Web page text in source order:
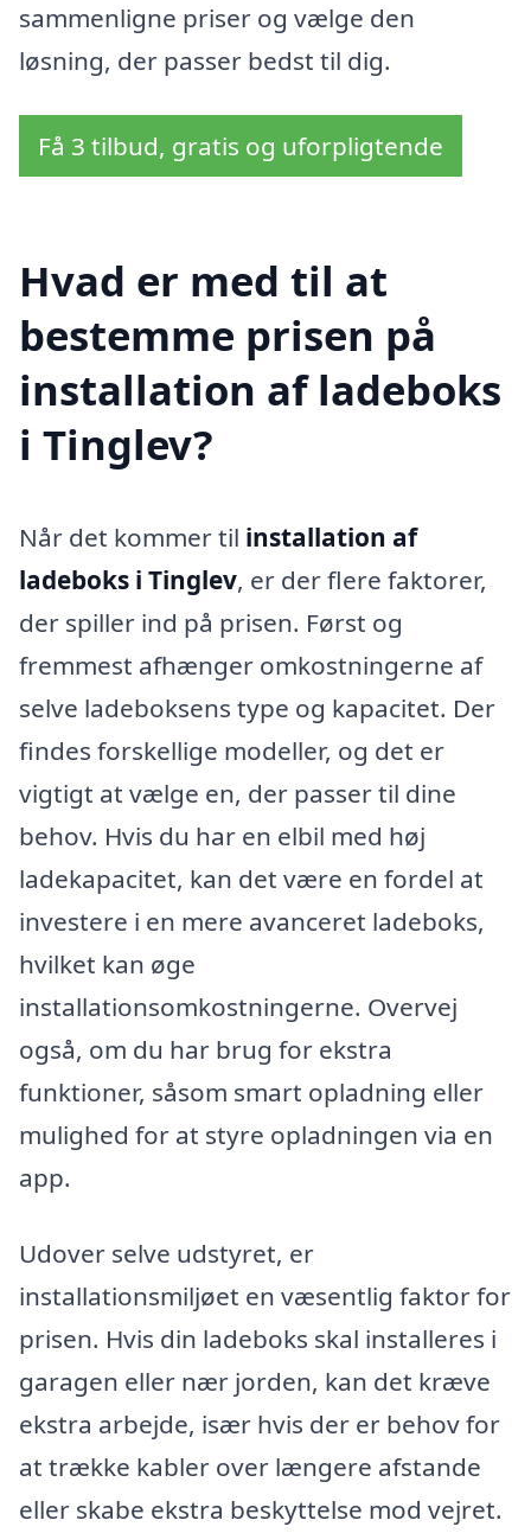
sammenligne priser og vælge den
løsning, der passer bedst til dig.
Få 3 tilbud, gratis og uforpligtende
Hvad er med til at
bestemme prisen på
installation af ladeboks
i Tinglev?
Når det kommer til installation af
ladeboks i Tinglev, er der flere faktorer,
der spiller ind på prisen. Først og
fremmest afhænger omkostningerne af
selve ladeboksens type og kapacitet. Der
findes forskellige modeller, og det er
vigtigt at vælge en, der passer til dine
behov. Hvis du har en elbil med høj
ladekapacitet, kan det være en fordel at
investere i en mere avanceret ladeboks,
hvilket kan øge
installationsomkostningerne. Overvej
også, om du har brug for ekstra
funktioner, såsom smart opladning eller
mulighed for at styre opladningen via en
app.
Udover selve udstyret, er
installationsmiljøet en væsentlig faktor for
prisen. Hvis din ladeboks skal installeres i
garagen eller nær jorden, kan det kræve
ekstra arbejde, især hvis der er behov for
at trække kabler over længere afstande
eller skabe ekstra beskyttelse mod vejret.